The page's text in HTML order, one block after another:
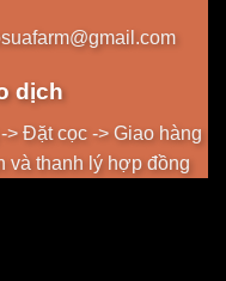
dịch
Đặt cọc -> Giao hàng
và thanh lý hợp đồng